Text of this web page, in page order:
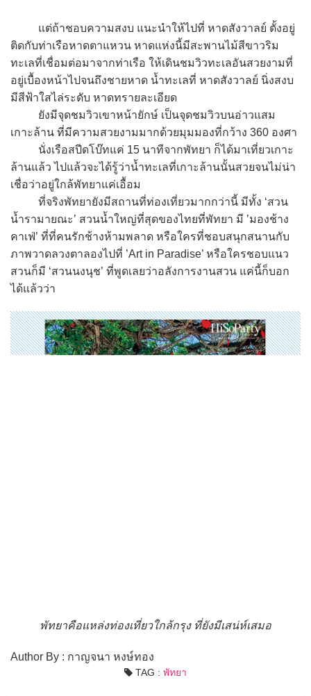
แต่ถ้าชอบความสงบ แนะนำให้ไปที่ หาดสังวาลย์ ตั้งอยู่
ติดกับท่าเรือหาดตาแหวน หาดแห่งนี้มีสะพานไม้สีขาวริม
ทะเลที่เชื่อมต่อมาจากท่าเรือ ให้เดินชมวิวทะเลอันสวยงามที่
อยู่เบื้องหน้าไปจนถึงชายหาด น้ำทะเลที่ หาดสังวาลย์ นิ่งสงบ
มีสีฟ้าใสไล่ระดับ หาดทรายละเอียด
ยังมีจุดชมวิวเขาหน้ายักษ์ เป็นจุดชมวิวบนอ่าวแสม
เกาะล้าน ที่มีความสวยงามมากด้วยมุมมองที่กว้าง 360 องศา
นั่งเรือสปีดโบ๊ทแค่ 15 นาทีจากพัทยา ก็ได้มาเที่ยวเกาะ
ล้านแล้ว ไปแล้วจะได้รู้ว่าน้ำทะเลที่เกาะล้านนั้นสวยจนไม่น่า
เชื่อว่าอยู่ใกล้พัทยาแค่เอื้อม
ที่จริงพัทยายังมีสถานที่ท่องเที่ยวมากกว่านี้ มีทั้ง ‘สวน
น้ำรามายณะ’ สวนน้ำใหญ่ที่สุดของไทยที่พัทยา มี ’มองช้าง
คาเฟ่’ ที่ที่คนรักช้างห้ามพลาด หรือใครที่ชอบสนุกสนานกับ
ภาพวาดลวงตาลองไปที่ ’Art in Paradise’ หรือใครชอบแนว
สวนก็มี ‘สวนนงนุช’ ที่พูดเลยว่าอลังการงานสวน แค่นี้ก็บอก
ได้แล้วว่า
พัทยาคือแหล่งท่องเที่ยวใกล้กรุง ที่ยังมีเสน่ห์เสมอ
Author By : กาญจนา หงษ์ทอง
TAG : พัทยา